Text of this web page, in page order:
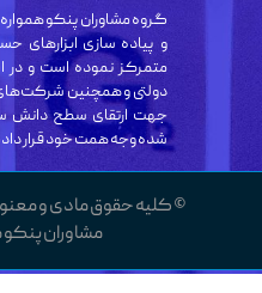
© کلیه حقوق مادی و
مشاوران
گروه مشاوران پنکو
و پیاده سازی ابزارهای
متمرکز نموده است و
دولتی و همچنین
جهت ارتقای سطح دانش
شده وجه همت خود قرار